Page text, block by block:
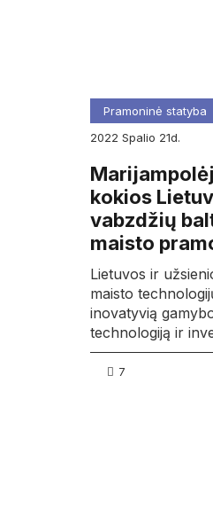
Pramoninė statyba
2022
spalio 21d.
kokios
vabzdžių
maisto
Lietuvos ir
maisto
inovatyvią
technologiją ir
7